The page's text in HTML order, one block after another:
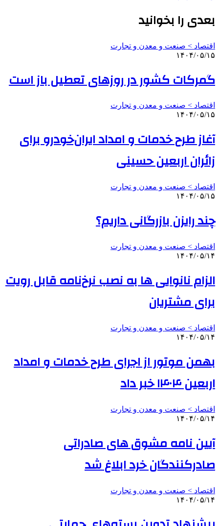
بعدی را بخوانید
اقتصاد > صنعت و معدن و تجارت
۱۴۰۴/۰۵/۱۵
گمرکات کشور در روزهای تعطیل باز است
اقتصاد > صنعت و معدن و تجارت
۱۴۰۴/۰۵/۱۵
آغاز طرح خدمات و امداد ایران‌خودرو برای
زائران اربعین حسینی
اقتصاد > صنعت و معدن و تجارت
۱۴۰۴/۰۵/۱۵
چند رایزن بازرگانی داریم؟
اقتصاد > صنعت و معدن و تجارت
۱۴۰۴/۰۵/۱۴
الزام نانوایی ها به نصب نرخ‌نامه قابل رویت
برای مشتریان
اقتصاد > صنعت و معدن و تجارت
۱۴۰۴/۰۵/۱۴
بهمن موتور از اجرای طرح خدمات و امداد
اربعین ۱۴۰۴ خبر داد
اقتصاد > صنعت و معدن و تجارت
۱۴۰۴/۰۵/۱۴
آیین نامه مشوق های صادراتی
صادرکنندگان خرد ابلاغ شد
اقتصاد > صنعت و معدن و تجارت
۱۴۰۴/۰۵/۱۴